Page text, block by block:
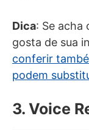
Dica: Se acha
gosta de sua
conferir
podem
3. Voice